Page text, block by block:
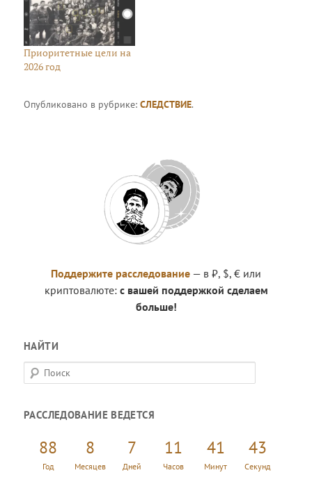
Приоритетные цели на
2026 год
Опубликовано в рубрике:СЛЕДСТВИЕ.
Поддержите расследование — в ₽, $, € или
криптовалюте: с вашей поддержкой сделаем
больше!
НАЙТИ
П
о
с
РАССЛЕДОВАНИЕ ВЕДЕТСЯ
88
Год
8
Месяцев
7
Дней
11
Часов
41
Минут
43
Секунд